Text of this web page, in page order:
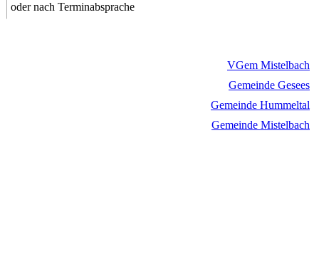
oder nach Terminabsprache
VGem Mistelbach
Gemeinde Gesees
Gemeinde Hummeltal
Gemeinde Mistelbach